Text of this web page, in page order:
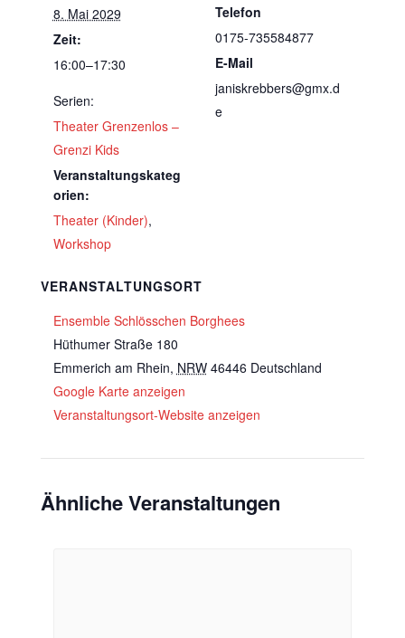
8. Mai 2029
Zeit:
16:00–17:30
Serien:
Theater Grenzenlos –
Grenzi Kids
Veranstaltungskateg
orien:
Theater (Kinder),
Workshop
VERANSTALTUNGSORT
Ensemble Schlösschen Borghees
Hüthumer Straße 180
Emmerich am Rhein, NRW 46446 Deutschland
Google Karte anzeigen
Veranstaltungsort-Website anzeigen
Telefon
0175-735584877
E-Mail
janiskrebbers@gmx.d
e
Ähnliche Veranstaltungen